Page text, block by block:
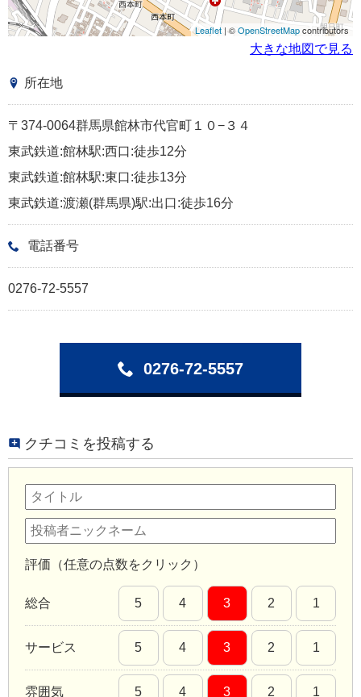
Leaflet | ©OpenStreetMapcontributors
大きな地図で見る
所在地
〒374-0064群馬県館林市代官町１０−３４
東武鉄道:館林駅:西口:徒歩12分
東武鉄道:館林駅:東口:徒歩13分
東武鉄道:渡瀬(群馬県)駅:出口:徒歩16分
電話番号
0276-72-5557
0276-72-5557
クチコミを投稿する
評価（任意の点数をクリック）
総合 5 4 3 2 1
サービス 5 4 3 2 1
雰囲気 5 4 3 2 1